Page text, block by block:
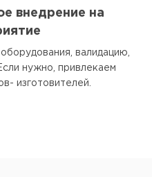
внедрение на
валидацию,
нужно, привлекаем
изготовителей.